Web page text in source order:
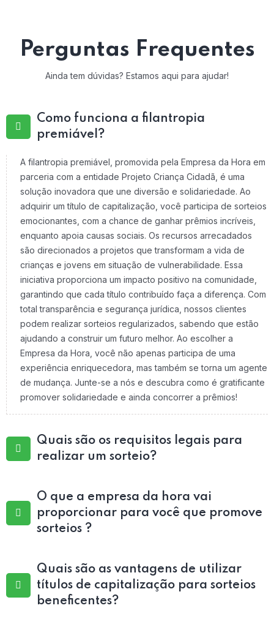
Perguntas Frequentes
Ainda tem dúvidas? Estamos aqui para ajudar!
Como funciona a filantropia
premiável?
A filantropia premiável, promovida pela Empresa da Hora em
parceria com a entidade Projeto Criança Cidadã, é uma
solução inovadora que une diversão e solidariedade. Ao
adquirir um título de capitalização, você participa de sorteios
emocionantes, com a chance de ganhar prêmios incríveis,
enquanto apoia causas sociais. Os recursos arrecadados
são direcionados a projetos que transformam a vida de
crianças e jovens em situação de vulnerabilidade. Essa
iniciativa proporciona um impacto positivo na comunidade,
garantindo que cada título contribuído faça a diferença. Com
total transparência e segurança jurídica, nossos clientes
podem realizar sorteios regularizados, sabendo que estão
ajudando a construir um futuro melhor. Ao escolher a
Empresa da Hora, você não apenas participa de uma
experiência enriquecedora, mas também se torna um agente
de mudança. Junte-se a nós e descubra como é gratificante
promover solidariedade e ainda concorrer a prêmios!
Quais são os requisitos legais para
realizar um sorteio?
O que a empresa da hora vai
proporcionar para você que promove
sorteios ?
Quais são as vantagens de utilizar
títulos de capitalização para sorteios
beneficentes?